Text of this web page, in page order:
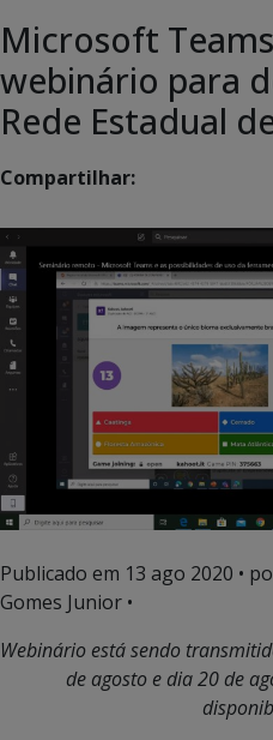
Microsoft
webinário para
Rede Estadual
Compartilhar:
Publicado em 13 ago 2020 •
Gomes Junior •
Webinário está sendo
de agosto e dia 20 de